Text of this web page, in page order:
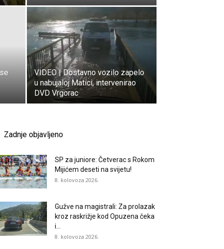
VIDEO | Dostavno vozilo zapelo
u nabujaloj Matici, intervenirao
DVD Vrgorac
Zadnje objavljeno
SP za juniore: Četverac s Rokom
Mijićem deseti na svijetu!
8. kolovoza 2026.
Gužve na magistrali: Za prolazak
kroz raskrižje kod Opuzena čeka
i...
8. kolovoza 2026.